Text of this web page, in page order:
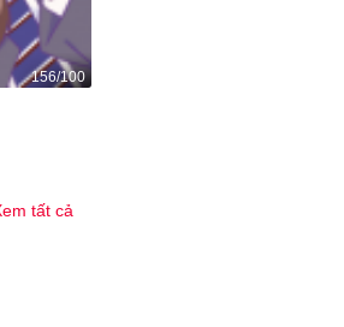
156/100
tất cả